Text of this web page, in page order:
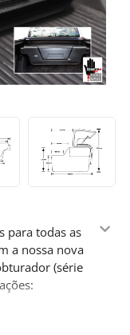
para todas as
a nossa nova
(série